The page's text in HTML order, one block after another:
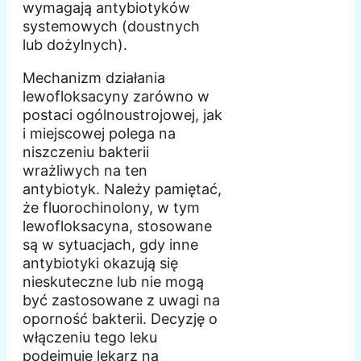
wymagają antybiotyków
systemowych (doustnych
lub dożylnych).
Mechanizm działania
lewofloksacyny zarówno w
postaci ogólnoustrojowej, jak
i miejscowej polega na
niszczeniu bakterii
wrażliwych na ten
antybiotyk. Należy pamiętać,
że fluorochinolony, w tym
lewofloksacyna, stosowane
są w sytuacjach, gdy inne
antybiotyki okazują się
nieskuteczne lub nie mogą
być zastosowane z uwagi na
oporność bakterii. Decyzję o
włączeniu tego leku
podejmuje lekarz na